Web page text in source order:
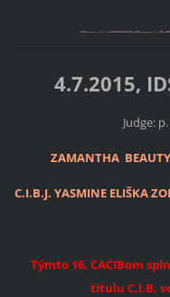
4.7.2015,
Judge:
ZAMANTHA
C.I.B.J. YASMINE ELIŠKA
Týmto 16. CACIBom
titulu C.I.B.